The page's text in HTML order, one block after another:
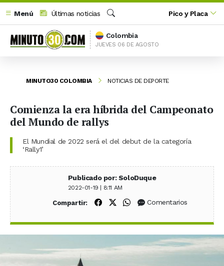
Menú
Últimas noticias
Buscar
Pico y Placa
Colombia
JUEVES 06 DE AGOSTO
MINUTO30 COLOMBIA NOTICIAS DE DEPORTE
Comienza la era híbrida del Campeonato
del Mundo de rallys
El Mundial de 2022 será el del debut de la categoría
‘Rally1’
Publicado por: SoloDuque
2022-01-19 | 8:11 AM
Compartir: Compartir en Facebook
Compartir en X (Twitter)
Compartir en WhatsApp
Comentarios